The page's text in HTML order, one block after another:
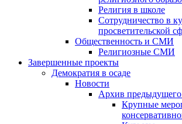
Религия в школе
Сотрудничество в
просветительской
Общественность и СМИ
Религиозные СМИ
Завершенные проекты
Демократия в осаде
Новости
Архив предыдущего
Крупные